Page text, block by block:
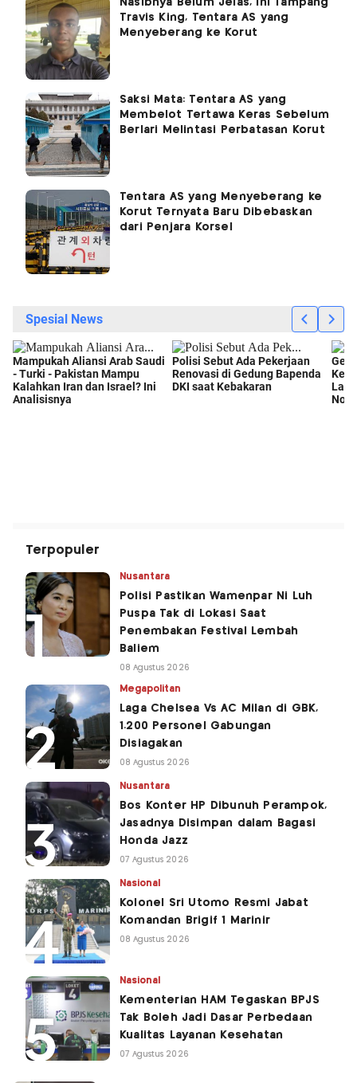
Travis King, Tentara AS yang
Menyeberang ke Korut
Saksi Mata: Tentara AS yang
Membelot Tertawa Keras Sebelum
Berlari Melintasi Perbatasan Korut
Tentara AS yang Menyeberang ke
Korut Ternyata Baru Dibebaskan
dari Penjara Korsel
Terpopuler
Nusantara
Polisi Pastikan Wamenpar Ni Luh
Puspa Tak di Lokasi Saat
Penembakan Festival Lembah
Baliem
08 Agustus 2026
Megapolitan
Laga Chelsea Vs AC Milan di GBK,
1.200 Personel Gabungan
Disiagakan
08 Agustus 2026
Nusantara
Bos Konter HP Dibunuh Perampok,
Jasadnya Disimpan dalam Bagasi
Honda Jazz
07 Agustus 2026
Nasional
Kolonel Sri Utomo Resmi Jabat
Komandan Brigif 1 Marinir
08 Agustus 2026
Nasional
Kementerian HAM Tegaskan BPJS
Tak Boleh Jadi Dasar Perbedaan
Kualitas Layanan Kesehatan
07 Agustus 2026